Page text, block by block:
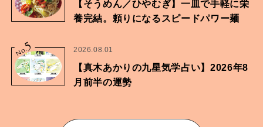
【そうめん／ひやむぎ】一皿で手軽に栄
養完結。頼りになるスピードパワー麺
No.
5 2026.08.01
【真木あかりの九星気学占い】2026年8
月前半の運勢